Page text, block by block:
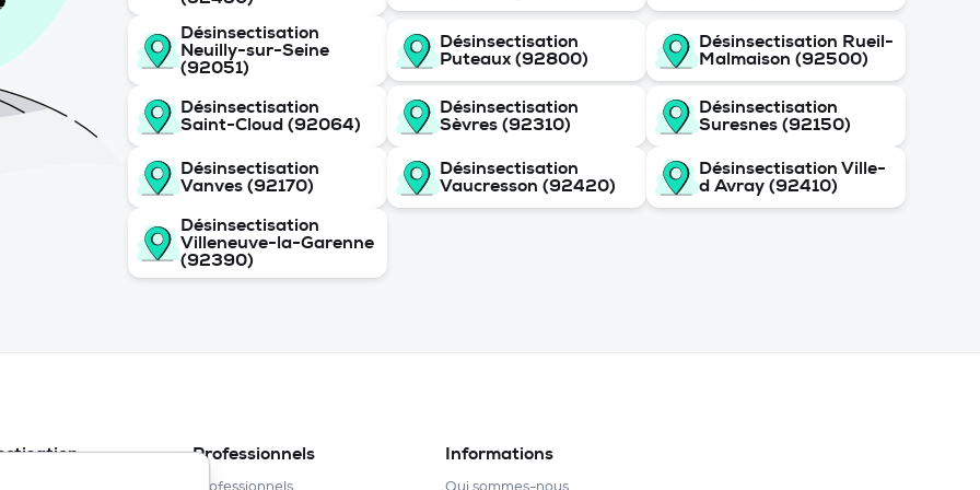
Désinsectisation
Neuilly-sur-Seine
(92051)
Désinsectisation
Puteaux (92800)
Désinsectisation Rueil-
Malmaison (92500)
Désinsectisation
Saint-Cloud (92064)
Désinsectisation
Sèvres (92310)
Désinsectisation
Suresnes (92150)
Désinsectisation
Vanves (92170)
Désinsectisation
Vaucresson (92420)
Désinsectisation Ville-
d Avray (92410)
Désinsectisation
Villeneuve-la-Garenne
(92390)
Professionnels
Professionnels
Informations
Qui sommes-nous